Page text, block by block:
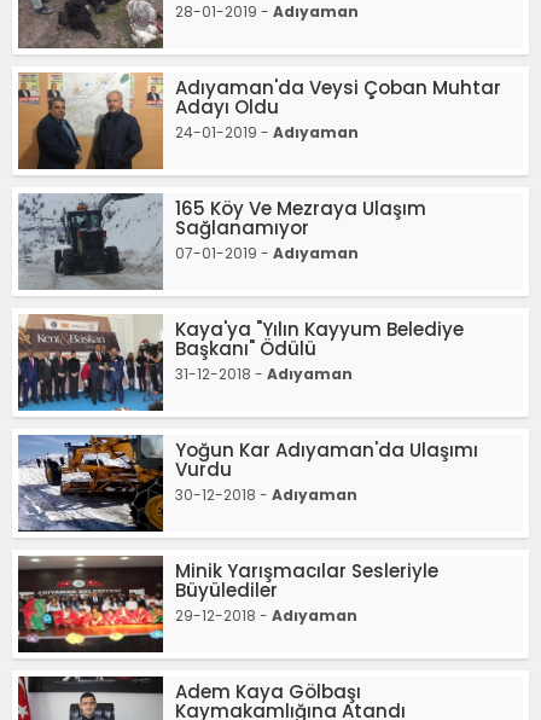
28-01-2019 - Adıyaman
Adıyaman'da Veysi Çoban Muhtar
Adayı Oldu
24-01-2019 - Adıyaman
165 Köy Ve Mezraya Ulaşım
Sağlanamıyor
07-01-2019 - Adıyaman
Kaya'ya "Yılın Kayyum Belediye
Başkanı" Ödülü
31-12-2018 - Adıyaman
Yoğun Kar Adıyaman'da Ulaşımı
Vurdu
30-12-2018 - Adıyaman
Minik Yarışmacılar Sesleriyle
Büyülediler
29-12-2018 - Adıyaman
Adem Kaya Gölbaşı
Kaymakamlığına Atandı